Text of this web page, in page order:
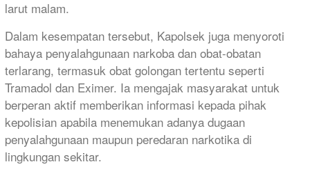
larut malam.
Dalam kesempatan tersebut, Kapolsek juga menyoroti
bahaya penyalahgunaan narkoba dan obat-obatan
terlarang, termasuk obat golongan tertentu seperti
Tramadol dan Eximer. Ia mengajak masyarakat untuk
berperan aktif memberikan informasi kepada pihak
kepolisian apabila menemukan adanya dugaan
penyalahgunaan maupun peredaran narkotika di
lingkungan sekitar.